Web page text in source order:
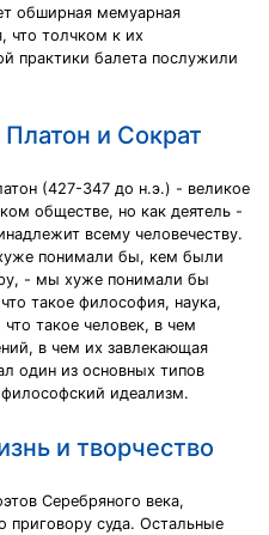
обширная мемуарная
что толчком к их
практики балета послужили
и Сократ
(427-347 до н.э.) - великое
обществе, но как деятель -
всему человечеству.
понимали бы, кем были
- мы хуже понимали бы
такое философия, наука,
такое человек, в чем
в чем их завлекающая
один из основных типов
идеализм.
и творчество
Серебряного века,
приговору суда. Остальные